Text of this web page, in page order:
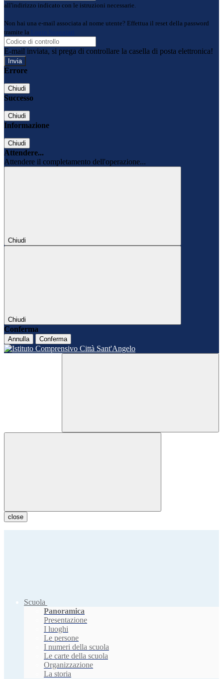
all'indirizzo indicato con le istruzioni necessarie.
Non hai una e-mail associata al nome utente? Effettua il reset della password
tramite la
Login Spaggiari
E-mail inviata, si prega di controllare la casella di posta elettronica!
Errore
Chiudi
Successo
Chiudi
Informazione
Chiudi
Attendere...
Attendere il completamento dell'operazione...
Chiudi
Chiudi
Conferma
Annulla Conferma
close
Scuola
Panoramica
Presentazione
I luoghi
Le persone
I numeri della scuola
Le carte della scuola
Organizzazione
La storia